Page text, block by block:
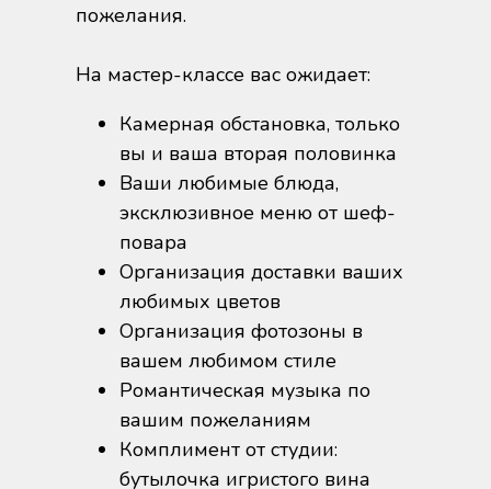
пожелания.
На мастер-классе вас ожидает:
Камерная обстановка, только
вы и ваша вторая половинка
Ваши любимые блюда,
эксклюзивное меню от шеф-
повара
Организация доставки ваших
любимых цветов
Организация фотозоны в
вашем любимом стиле
Романтическая музыка по
вашим пожеланиям
Комплимент от студии:
бутылочка игристого вина